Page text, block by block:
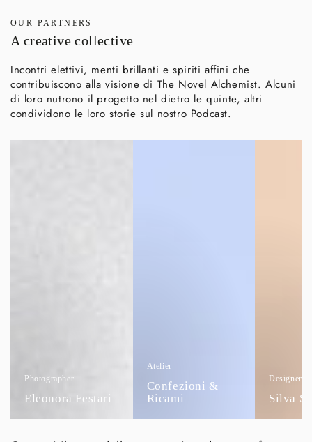
OUR PARTNERS
A creative collective
Incontri elettivi, menti brillanti e spiriti affini che
contribuiscono alla visione di The Novel Alchemist. Alcuni
di loro nutrono il progetto nel dietro le quinte, altri
condividono le loro storie sul nostro Podcast.
Photographer
Eleonora Festari
Atelier
Confezioni &
Ricami
Designer
Silva